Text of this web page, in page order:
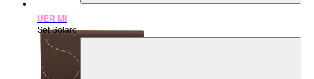
UER MI
Set Solaro